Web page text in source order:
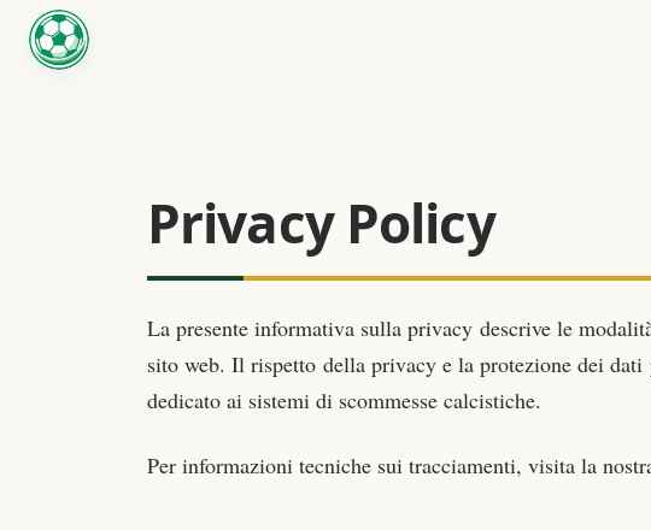
Privacy Policy
La presente informativa sulla privacy descrive le
sito web. Il rispetto della privacy e la protezione dei
dedicato ai sistemi di scommesse calcistiche.
Per informazioni tecniche sui tracciamenti, visita la